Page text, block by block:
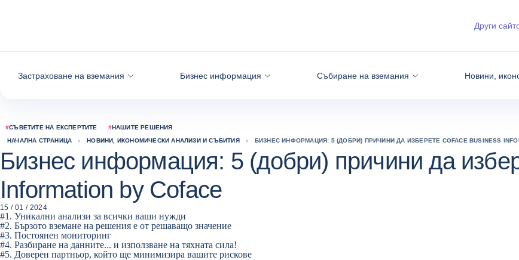
Застраховане на вземания Бизнес информация Събиране на вземания Новини,
Други
#СЪВЕТИТЕ НА ЕКСПЕРТИТЕ #НАШИТЕ РЕШЕНИЯ
НАЧАЛНА СТРАНИЦА
НОВИНИ, ИКОНОМИЧЕСКИ АНАЛИЗИ И СЪБИТИЯ БИЗНЕС ИНФОРМАЦИЯ: 5 (ДОБРИ) ПРИЧИНИ ДА ИЗБЕРЕТЕ COFACE BUSINESS
Бизнес информация: 5 (добри) причини да
Information by Coface
15 / 01 / 2024
#1. Уникални анализи за всички ваши нужди
#2. Бързото вземане на решения е от решаващо значение
#3. Постоянен мониторинг
#4. Разбиране на данните... и използване на тяхната сила!
#5. Доверен партньор, който ще минимизира вашите рискове